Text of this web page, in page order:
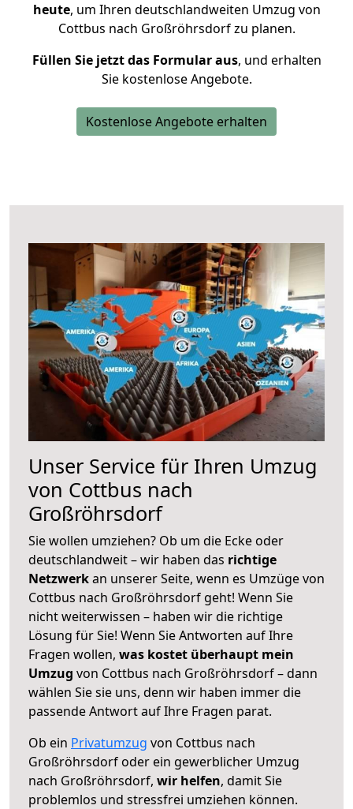
heute, um Ihren deutschlandweiten Umzug von
Cottbus nach Großröhrsdorf zu planen.
Füllen Sie jetzt das Formular aus, und erhalten
Sie kostenlose Angebote.
Kostenlose Angebote erhalten
Unser Service für Ihren Umzug
von Cottbus nach
Großröhrsdorf
Sie wollen umziehen? Ob um die Ecke oder
deutschlandweit – wir haben das richtige
Netzwerkan unserer Seite, wenn es Umzüge von
Cottbus nach Großröhrsdorf geht! Wenn Sie
nicht weiterwissen – haben wir die richtige
Lösung für Sie! Wenn Sie Antworten auf Ihre
Fragen wollen, was kostet überhaupt mein
Umzug von Cottbus nach Großröhrsdorf – dann
wählen Sie sie uns, denn wir haben immer die
passende Antwort auf Ihre Fragen parat.
Ob ein Privatumzug von Cottbus nach
Großröhrsdorf oder ein gewerblicher Umzug
nach Großröhrsdorf, wir helfen, damit Sie
problemlos und stressfrei umziehen können.